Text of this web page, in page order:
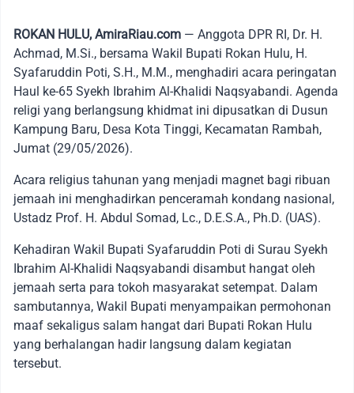
ROKAN HULU, AmiraRiau.com — Anggota DPR RI, Dr. H.
Achmad, M.Si., bersama Wakil Bupati Rokan Hulu, H.
Syafaruddin Poti, S.H., M.M., menghadiri acara peringatan
Haul ke-65 Syekh Ibrahim Al-Khalidi Naqsyabandi. Agenda
religi yang berlangsung khidmat ini dipusatkan di Dusun
Kampung Baru, Desa Kota Tinggi, Kecamatan Rambah,
Jumat (29/05/2026).
Acara religius tahunan yang menjadi magnet bagi ribuan
jemaah ini menghadirkan penceramah kondang nasional,
Ustadz Prof. H. Abdul Somad, Lc., D.E.S.A., Ph.D. (UAS).
Kehadiran Wakil Bupati Syafaruddin Poti di Surau Syekh
Ibrahim Al-Khalidi Naqsyabandi disambut hangat oleh
jemaah serta para tokoh masyarakat setempat. Dalam
sambutannya, Wakil Bupati menyampaikan permohonan
maaf sekaligus salam hangat dari Bupati Rokan Hulu
yang berhalangan hadir langsung dalam kegiatan
tersebut.